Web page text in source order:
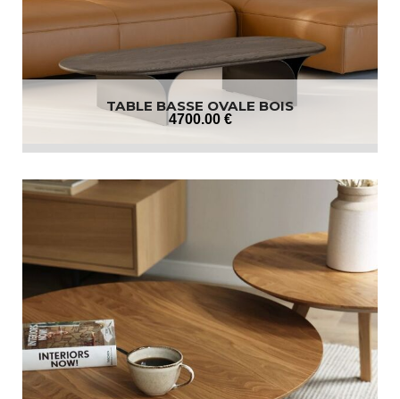
TABLE BASSE OVALE BOIS
4700.00 €